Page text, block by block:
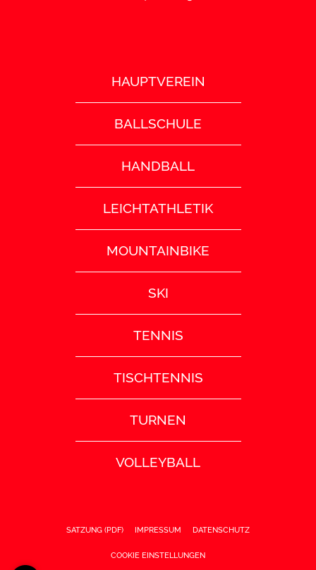
HAUPTVEREIN
BALLSCHULE
HANDBALL
LEICHTATHLETIK
MOUNTAINBIKE
SKI
TENNIS
TISCHTENNIS
TURNEN
VOLLEYBALL
SATZUNG (PDF) IMPRESSUM DATENSCHUTZ
COOKIE EINSTELLUNGEN